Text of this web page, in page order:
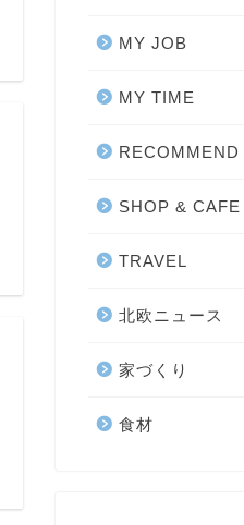
MY JOB
MY TIME
RECOMMEND
SHOP & CAFE
TRAVEL
北欧ニュース
家づくり
食材